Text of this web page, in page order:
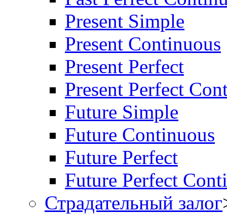
Present Simple
Present Continuous
Present Perfect
Present Perfect
Future Simple
Future Continuous
Future Perfect
Future Perfect
Страдательный залог